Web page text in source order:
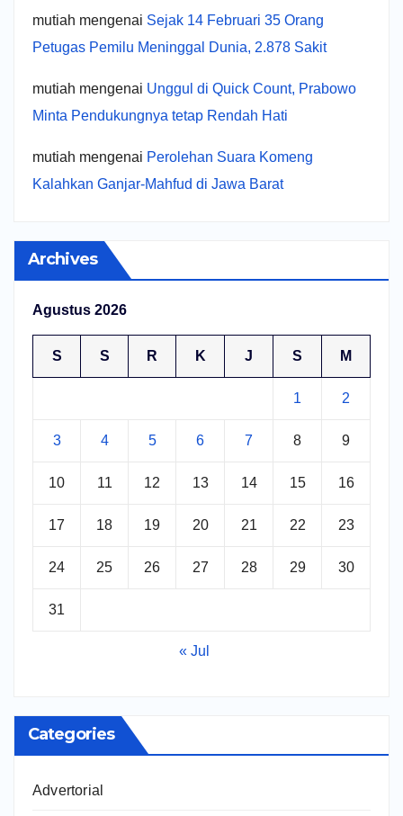
mutiah mengenai Sejak 14 Februari 35 Orang
Petugas Pemilu Meninggal Dunia, 2.878 Sakit
mutiah mengenai Unggul di Quick Count, Prabowo
Minta Pendukungnya tetap Rendah Hati
mutiah mengenai Perolehan Suara Komeng
Kalahkan Ganjar-Mahfud di Jawa Barat
Archives
Agustus 2026
S S R K J S M
1 2
3 4 5 6 7 8 9
10 11 12 13 14 15 16
17 18 19 20 21 22 23
24 25 26 27 28 29 30
31
« Jul
Categories
Advertorial